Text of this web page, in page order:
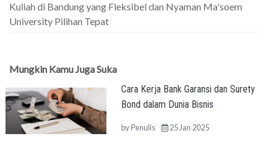
Kuliah di Bandung yang Fleksibel dan Nyaman Ma'soem
University Pilihan Tepat
Mungkin Kamu Juga Suka
Cara Kerja Bank Garansi dan Surety
Bond dalam Dunia Bisnis
byPenulis 25 Jan 2025